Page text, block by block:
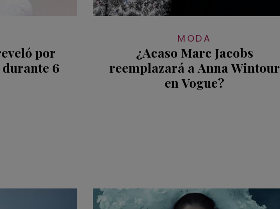
por
6
MODA
¿Acaso Marc Jacobs
reemplazará a Anna Wintour
en Vogue?